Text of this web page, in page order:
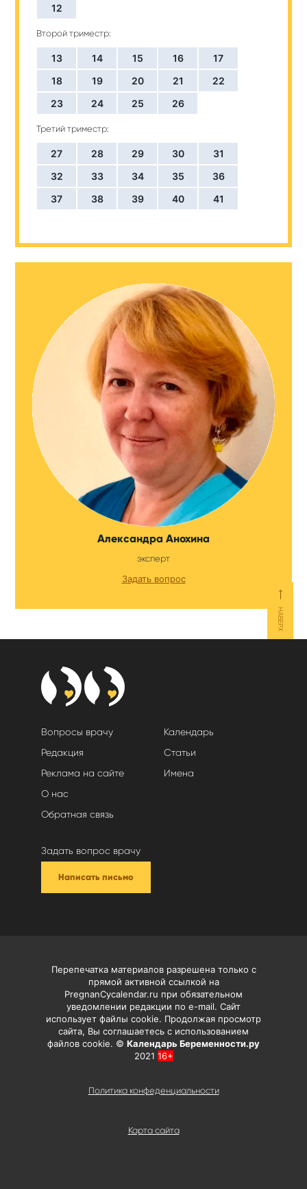
12
Второй триместр:
13 14 15 16
17
18
19 20 21
22
23
24 25 26
Третий триместр:
27 28 29 30
31
32
33 34 35
36
37
38 39 40 41
Александра Анохина
эксперт
Задать вопрос
⟵
НАВЕРХ
Вопросы врачу
Редакция
Реклама на сайте
О нас
Обратная связь
Календарь
Статьи
Имена
Задать вопрос врачу
Написать письмо
Карта сайта
Перепечатка материалов разрешена только с
прямой активной ссылкой на
PregnanCycalendar.ru при обязательном
уведомлении редакции по e-mail. Сайт
использует файлы cookie. Продолжая просмотр
сайта, Вы соглашаетесь с использованием
файлов cookie. © Календарь Беременности.ру
2021 16+
Политика конфеденциальности